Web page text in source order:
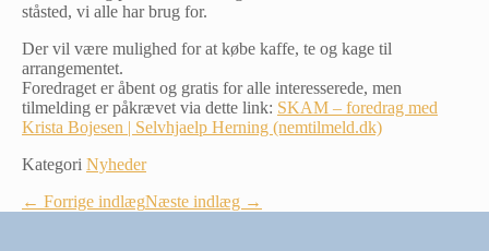
ståsted, vi alle har brug for.
Der vil være mulighed for at købe kaffe, te og kage til
arrangementet.
Foredraget er åbent og gratis for alle interesserede, men
tilmelding er påkrævet via dette link: SKAM – foredrag med
Krista Bojesen | Selvhjaelp Herning (nemtilmeld.dk)
Kategori Nyheder
Indlægsnavigation
← Forrige indlægNæste indlæg →